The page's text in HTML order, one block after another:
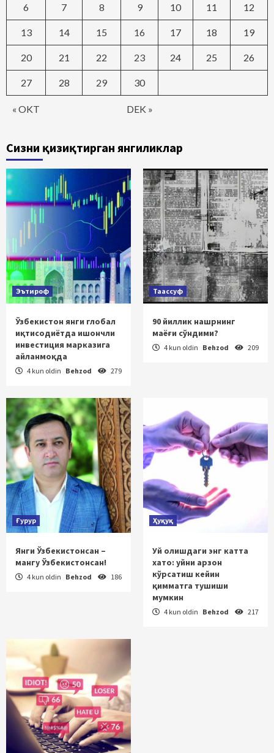
« OKT DEK »
6 7 8 9 10 11 12
13 14 15 16 17 18 19
20 21 22 23 24 25 26
27 28 29 30
Сизни қизиқтирган янгиликлар
Эътироф
Ўзбекистон янги глобал
иқтисодиётда ишончли
инвестиция марказига
айланмоқда
4 kun oldin Behzod 279
Таассуф
90 йиллик нашрнинг
маёғи сўндими?
4 kun oldin Behzod 209
Ғурур
Янги Ўзбекистонсан –
мангу Ўзбекистонсан!
4 kun oldin Behzod 186
Ҳуқуқ
Уй олишдаги энг катта
хато: уйни арзон
кўрсатиш кейин
қимматга тушиши
мумкин
4 kun oldin Behzod 217